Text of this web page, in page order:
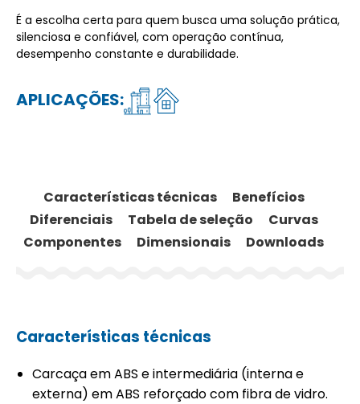
É a escolha certa para quem busca uma solução prática,
silenciosa e confiável, com operação contínua,
desempenho constante e durabilidade.
APLICAÇÕES:
Características técnicas
Benefícios
Diferenciais
Tabela de seleção
Curvas
Componentes
Dimensionais Downloads
Características técnicas
Carcaça em ABS e intermediária (interna e
externa) em ABS reforçado com fibra de vidro.